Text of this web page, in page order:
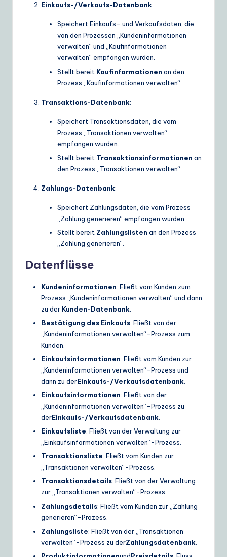
Einkaufs-/Verkaufs-Datenbank:
Speichert Einkaufs- und Verkaufsdaten, die
von den Prozessen „Kundeninformationen
verwalten“ und „Kaufinformationen
verwalten“ empfangen wurden.
Stellt bereit Kaufinformationen an den
Prozess „Kaufinformationen verwalten“.
Transaktions-Datenbank:
Speichert Transaktionsdaten, die vom
Prozess „Transaktionen verwalten“
empfangen wurden.
Stellt bereit Transaktionsinformationen an
den Prozess „Transaktionen verwalten“.
Zahlungs-Datenbank:
Speichert Zahlungsdaten, die vom Prozess
„Zahlung generieren“ empfangen wurden.
Stellt bereit Zahlungslisten an den Prozess
„Zahlung generieren“.
Datenflüsse
Kundeninformationen: Fließt vom Kunden zum
Prozess „Kundeninformationen verwalten“ und dann
zu der Kunden-Datenbank
Bestätigung des Einkaufs: Fließt von der
„Kundeninformationen verwalten“-Prozess zum
Kunden.
Einkaufsinformationen: Fließt vom Kunden zur
„Kundeninformationen verwalten“-Prozess und
dann zu derEinkaufs-/Verkaufsdatenbank
Einkaufsinformationen: Fließt von der
„Kundeninformationen verwalten“-Prozess zu
derEinkaufs-/Verkaufsdatenbank
Einkaufsliste: Fließt von der Verwaltung zur
„Einkaufsinformationen verwalten“-Prozess.
Transaktionsliste: Fließt vom Kunden zur
„Transaktionen verwalten“-Prozess.
Transaktionsdetails: Fließt von der Verwaltung
zur „Transaktionen verwalten“-Prozess.
Zahlungsdetails: Fließt vom Kunden zur „Zahlung
generieren“-Prozess.
Zahlungsliste: Fließt von der „Transaktionen
verwalten“-Prozess zu derZahlungsdatenbank